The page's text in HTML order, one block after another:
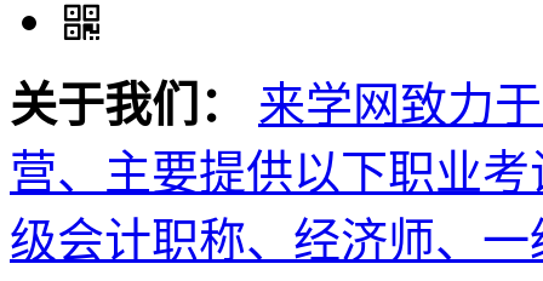
关于我们：
来学网致力
营、主要提供以下职业
级会计职称、经济师、